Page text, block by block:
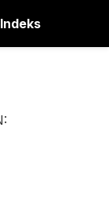
Indeks